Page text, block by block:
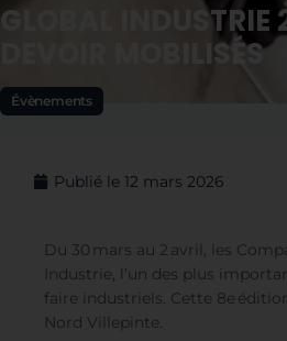
GLOBAL INDUSTRIE
DEVOIR MOBILISÉS
Évènements
Publié le 12 mars 2026
Du 30 mars au 2 avril, les
Industrie, l’un des plus
faire industriels. Cette 8e
Nord Villepinte.